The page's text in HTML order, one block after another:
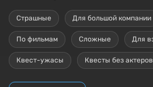
Страшные Для большой компании
По фильмам Сложные Для
Квест-ужасы Квесты без актеров